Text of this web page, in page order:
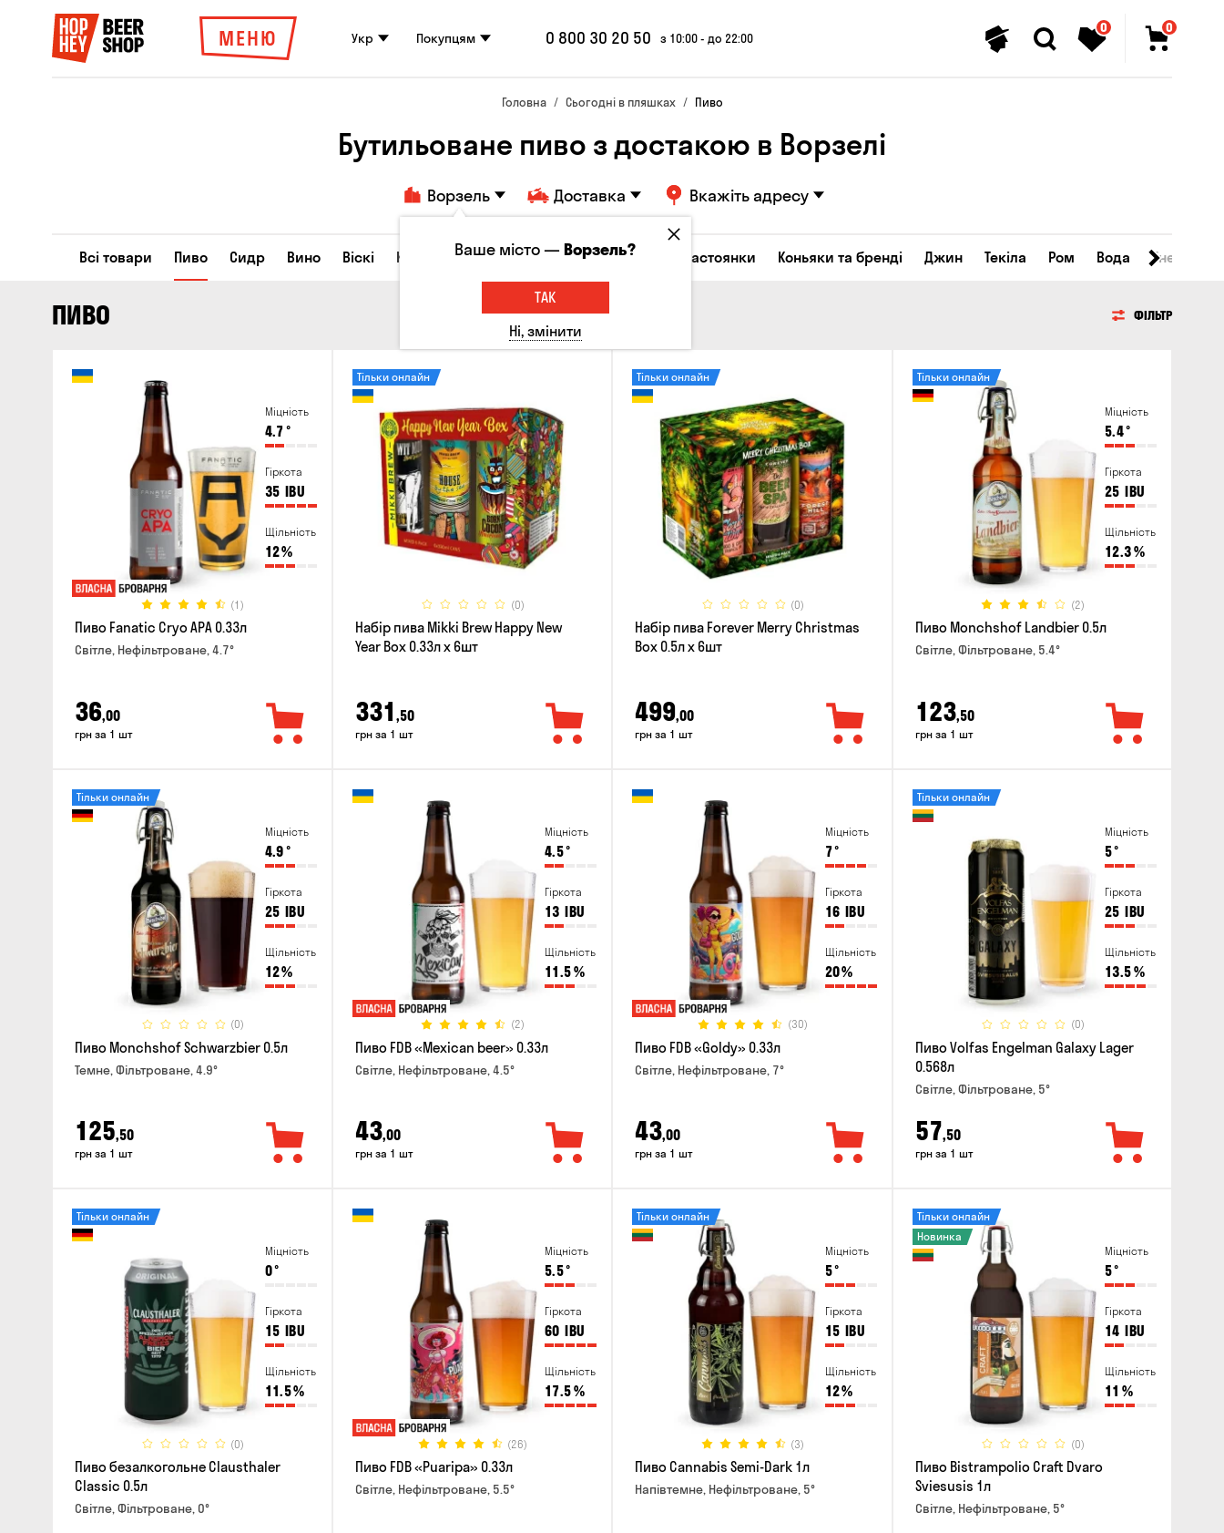
МЕНЮ Укр Покупцям 0 800 30 20 50 з 10:00 - до 22:00
0 0
Головна Сьогодні в пляшках Пиво
Бутильоване пиво з достакою в Ворзелі
Ворзель Доставка Вкажіть адресу
Всі товари Пиво Сидр Вино Віскі Коктейлі Горілка Соджу Лікери та настоянки Коньяки та бренді Джин Текіла Ром Вода
ПИВО ФІЛЬТР
Міцність
4.7°
Гіркота
35 IBU
Щільність
12%
(1)
Пиво Fanatic Cryo APA 0.33л
Світле, Нефільтроване, 4.7°
36,00
грн за 1 шт
(0)
Тільки онлайн
Набір пива Mikki Brew Happy New
Year Box 0.33л x 6шт
331 ,50
грн за 1 шт
(0)
Тільки онлайн
Набір пива Forever Merry Christmas
Box 0.5л x 6шт
499,00
грн за 1 шт
Міцність
5.4°
Гіркота
25 IBU
Щільність
12.3%
(2)
Тільки онлайн
Пиво Monchshof Landbier 0.5л
Світле, Фільтроване, 5.4°
123,50
грн за 1 шт
Міцність
4.9°
Гіркота
25 IBU
Щільність
12%
(0)
Тільки онлайн
Пиво Monchshof Schwarzbier 0.5л
Темне, Фільтроване, 4.9°
125,50
грн за 1 шт
Міцність
4.5°
Гіркота
13 IBU
Щільність
11.5%
(2)
Пиво FDB «Mexican beer» 0.33л
Світле, Нефільтроване, 4.5°
43,00
грн за 1 шт
Міцність
7°
Гіркота
16 IBU
Щільність
20%
(30)
Пиво FDB «Goldy» 0.33л
Світле, Нефільтроване, 7°
43,00
грн за 1 шт
Міцність
5°
Гіркота
25 IBU
Щільність
13.5%
(0)
Тільки онлайн
Пиво Volfas Engelman Galaxy Lager
0.568л
Світле, Фільтроване, 5°
57,50
грн за 1 шт
Міцність
0°
Гіркота
15 IBU
Щільність
11.5%
(0)
Тільки онлайн
Пиво безалкогольне Clausthaler
Classic 0.5л
Світле, Фільтроване, 0°
Міцність
5.5°
Гіркота
60 IBU
Щільність
17.5%
(26)
Пиво FDB «Puaripa» 0.33л
Світле, Нефільтроване, 5.5°
Міцність
5°
Гіркота
15 IBU
Щільність
12%
(3)
Тільки онлайн
Пиво Cannabis Semi-Dark 1л
Напівтемне, Нефільтроване, 5°
Міцність
5°
Гіркота
14 IBU
Щільність
11 %
(0)
Тільки онлайн
Новинка
Пиво Bistrampolio Craft Dvaro
Sviesusis 1л
Світле, Нефільтроване, 5°
Ваше місто —Ворзель?
ТАК
Ні, змінити